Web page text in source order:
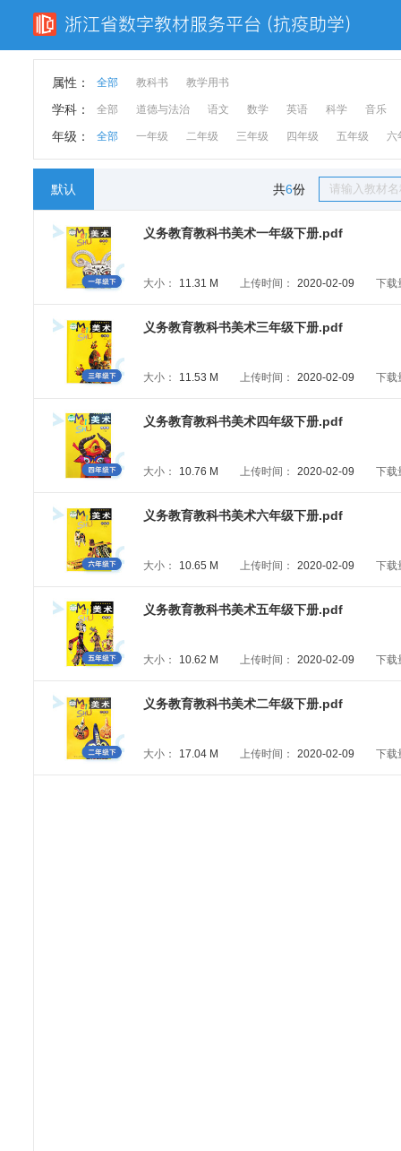
属性： 全部 教科书 教学用书
学科： 全部 道德与法治 语文 数学 英语 科学 音乐
年级： 全部 一年级 二年级 三年级 四年级 五年级 六
默认 共6份
义务教育教科书美术一年级下册.pdf
大小： 11.31 M 上传时间： 2020-02-09 下载
义务教育教科书美术三年级下册.pdf
大小： 11.53 M 上传时间： 2020-02-09 下载
义务教育教科书美术四年级下册.pdf
大小： 10.76 M 上传时间： 2020-02-09 下载
义务教育教科书美术六年级下册.pdf
大小： 10.65 M 上传时间： 2020-02-09 下载
义务教育教科书美术五年级下册.pdf
大小： 10.62 M 上传时间： 2020-02-09 下载
义务教育教科书美术二年级下册.pdf
大小： 17.04 M 上传时间： 2020-02-09 下载